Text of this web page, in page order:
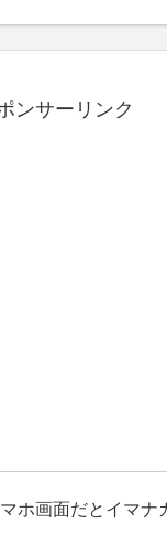
ンサーリンク
ホ画面だとイマ